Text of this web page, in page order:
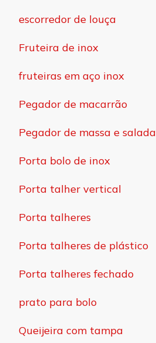
escorredor de louça
Fruteira de inox
fruteiras em aço inox
Pegador de macarrão
Pegador de massa e salada
Porta bolo de inox
Porta talher vertical
Porta talheres
Porta talheres de plástico
Porta talheres fechado
prato para bolo
Queijeira com tampa